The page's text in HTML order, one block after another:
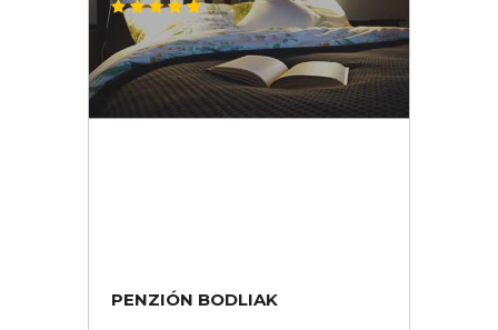
PENZIÓN BODLIAK